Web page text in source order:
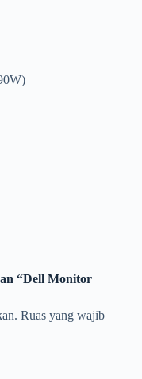
“Dell Monitor
Ruas yang wajib